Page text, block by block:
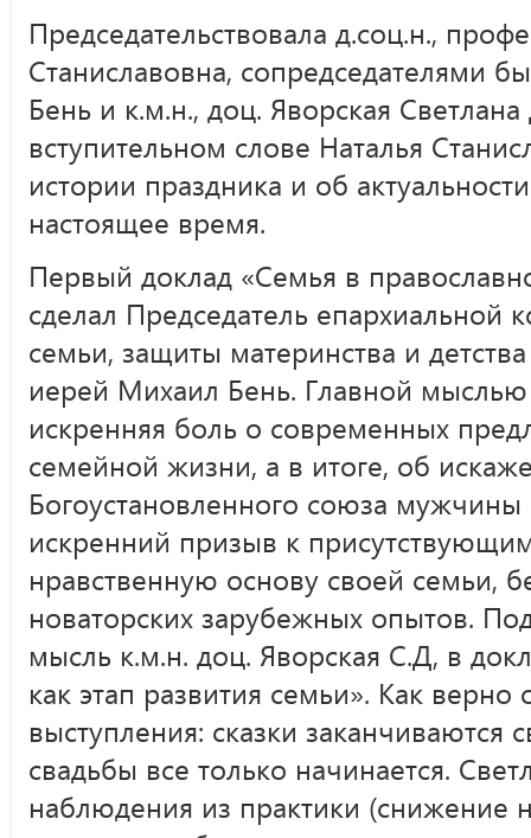
Председательствовала д.соц.н.,
Станиславовна, сопредседателями
Бень и к.м.н., доц. Яворская
вступительном слове Наталья
истории праздника и об
настоящее время.
Первый доклад «Семья в
сделал Председатель епархиальной
семьи, защиты материнства и
иерей Михаил Бень. Главной
искренняя боль о современных
семейной жизни, а в итоге, об
Богоустановленного союза
искренний призыв к
нравственную основу своей семьи,
новаторских зарубежных опытов.
мысль к.м.н. доц. Яворская С.Д, в
как этап развития семьи». Как
выступления: сказки заканчиваются
свадьбы все только начинается.
наблюдения из практики (снижение